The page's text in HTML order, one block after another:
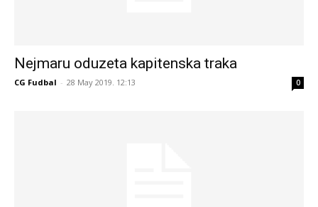
Nejmaru oduzeta kapitenska traka
CG Fudbal - 28 May 2019. 12:13 0